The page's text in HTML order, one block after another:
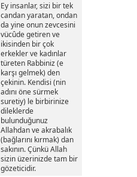
Ey insanlar, sizi bir tek
candan yaratan, ondan
da yine onun zevcesini
vücûde getiren ve
ikisinden bir çok
erkekler ve kadınlar
türeten Rabbiniz (e
karşı gelmek) den
çekinin. Kendisi (nin
adını öne sürmek
suretiy) le birbirinize
dileklerde
bulunduğunuz
Allahdan ve akrabalık
(bağlarını kırmak) dan
sakının. Çünkü Allah
sizin üzerinizde tam bir
gözeticidir.